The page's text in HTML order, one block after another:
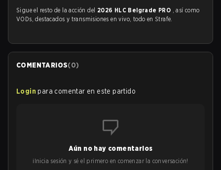
Sigue el resto de la acción del 2026 HLC Belgrade PRO , así como
VODs, destacados y transmisiones en vivo, todo en Strafe.
COMENTARIOS(0)
Login para comentar en este partido
Aún no hay comentarios
¡Inicia sesión y sé el primero en comenzar la conversación!